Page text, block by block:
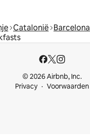
Catalonië Barcelona
© 2026 Airbnb, Inc.
Privacy
Voorwaarden